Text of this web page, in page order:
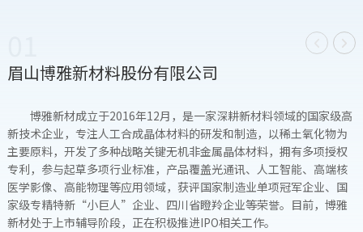
眉山博雅新材料股份有限公司
博雅新材成立于2016年12月，是一家深耕新材料领域的国家级高
新技术企业，专注人工合成晶体材料的研发和制造，以稀土氧化物为
主要原料，开发了多种战略关键无机非金属晶体材料，拥有多项授权
专利，参与起草多项行业标准，产品覆盖光通讯、人工智能、高端核
医学影像、高能物理等应用领域，获评国家制造业单项冠军企业、国
家级专精特新“小巨人”企业、四川省瞪羚企业等荣誉。目前，博雅
新材处于上市辅导阶段，正在积极推进IPO相关工作。
